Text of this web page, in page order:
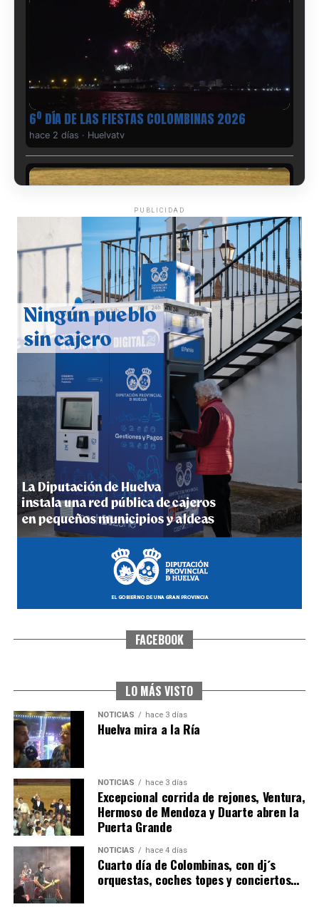
6º DÍA DE LAS FIESTAS COLOMBINAS 2026
hace 2 días · Huelvatv
QUINTA CORRIDA DE LAS FIESTAS COLOMBINAS
2026
hace 3 días·Huelvatv
5º DÍA DE LAS FIESTAS COLOMBINAS 2026
hace 3 días·Huelvatv
CUARTA CORRIDA DE LAS FIESTAS COLOMBINAS
4º DÍA DE LAS FIESTAS COLOMBINAS 2026
hace 4 días Huelvatv
PUBLICIDAD
FACEBOOK
LO MÁS VISTO
NOTICIAS hace 3 días
Huelva mira a la Ría
NOTICIAS hace 3 días
Excepcional corrida de rejones, Ventura,
Hermoso de Mendoza y Duarte abren la
Puerta Grande
NOTICIAS hace 4 días
Cuarto día de Colombinas, con dj´s
orquestas, coches topes y conciertos…